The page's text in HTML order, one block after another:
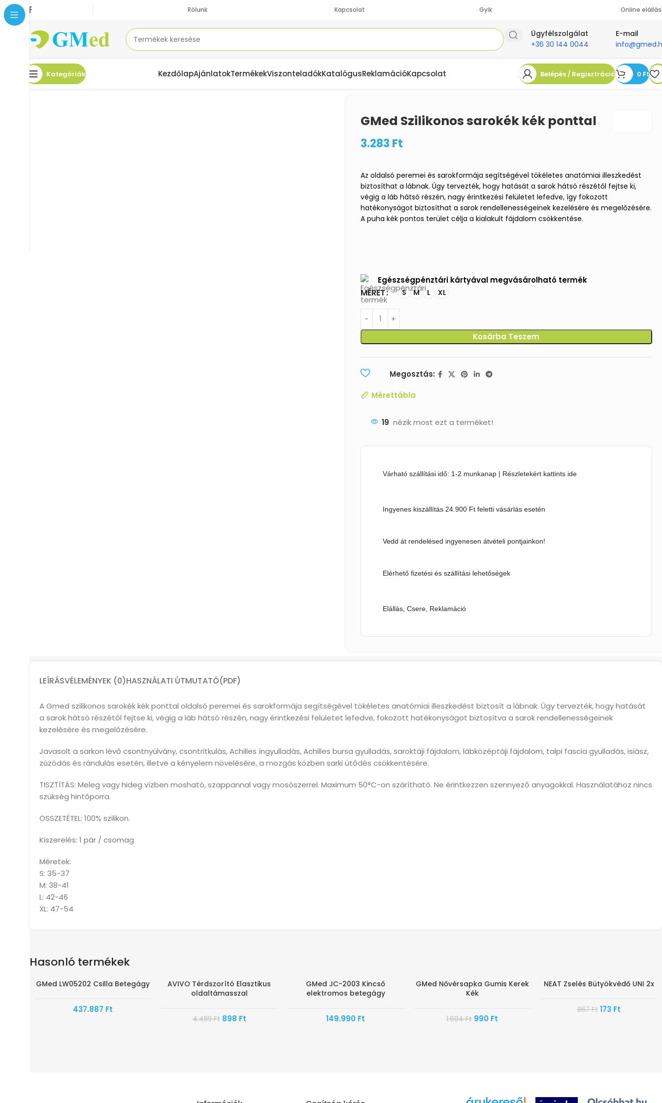
Rólunk Kapcsolat Gyik Online elállás
Ügyfélszolgálat
+36 30 144 0044
E-mail
Kategóriák KezdőlapAjánlatokTermékekViszonteladókKatalógusReklamációKapcsolat Belépés / Regisztráció 0 Ft
Kezdőlap Lábápolási termékek
GMed Szilikonos sarokék kék ponttal
3.283 Ft
Az oldalsó peremei és sarokformája segítségével tökéletes anatómiai illeszkedést
biztosíthat a lábnak. Úgy tervezték, hogy hatását a sarok hátsó részétől fejtse ki,
végig a láb hátsó részén, nagy érintkezési felületet lefedve, így fokozott
hatékonyságot biztosíthat a sarok rendellenességeinek kezelésére és megelőzésére.
A puha kék pontos terület célja a kialakult fájdalom csökkentése.
Egészségpénztári kártyával megvásárolható termék
MÉRET S M L XL
Kosárba Teszem
Megosztás:
Mérettábla
19 nézik most ezt a terméket!
Várható szállítási idő: 1-2 munkanap | Részletekért kattints ide
Ingyenes kiszállítás 24.900 Ft feletti vásárlás esetén
Vedd át rendelésed ingyenesen átvételi pontjainkon!
Elérhető fizetési és szállítási lehetőségek
Elállás, Csere, Reklamáció
LEÍRÁSVÉLEMÉNYEK (0)HASZNÁLATI ÚTMUTATÓ(PDF)
A Gmed szilikonos sarokék kék ponttal oldalsó peremei és sarokformája segítségével tökéletes anatómiai illeszkedést biztosít a lábnak. Úgy tervezték, hogy hatását
a sarok hátsó részétől fejtse ki, végig a láb hátsó részén, nagy érintkezési felületet lefedve, fokozott hatékonyságot biztosítva a sarok rendellenességeinek
kezelésére és megelőzésére.
Javasolt a sarkon lévő csontnyúlvány, csontritkulás, Achilles íngyulladás, Achilles bursa gyulladás, saroktáji fájdalom, lábközéptáji fájdalom, talpi fascia gyulladás, isiász,
zúzódás és rándulás esetén, illetve a kényelem növelésére, a mozgás közben sarki ütődés csökkentésére.
TISZTÍTÁS: Meleg vagy hideg vízben mosható, szappannal vagy mosószerrel. Maximum 50°C-on szárítható. Ne érintkezzen szennyező anyagokkal. Használatához nincs
szükség hintőporra.
ÖSSZETÉTEL: 100% szilikon.
Kiszerelés: 1 pár / csomag
Méretek:
S: 35-37
M: 38-41
L: 42-46
XL: 47-54
Hasonló termékek
GMed LW05202 Csilla Betegágy
437.887 Ft
-80%
AVIVO Térdszorító Elasztikus
oldaltámasszal
4.489Ft 898 Ft
GMed JC-2003 Kincső
elektromos betegágy
149.990 Ft
-38%
GMed Nővérsapka Gumis Kerek
Kék
1.604Ft 990 Ft
-80%
NEAT Zselés Bütyökvédő UNI 2x
867Ft 173 Ft